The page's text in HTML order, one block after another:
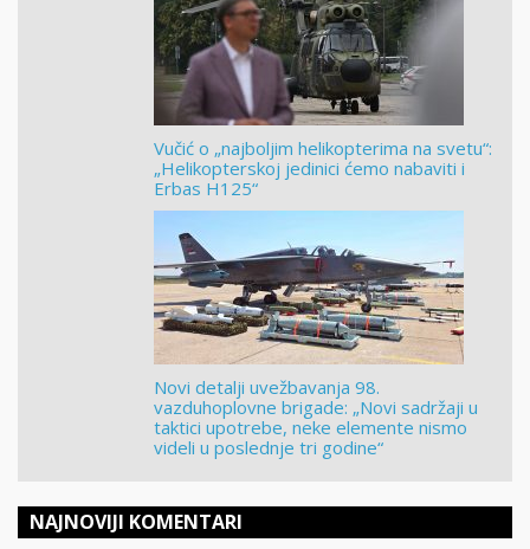
Vučić o „najboljim helikopterima na svetu“:
„Helikopterskoj jedinici ćemo nabaviti i
Erbas H125“
Novi detalji uvežbavanja 98.
vazduhoplovne brigade: „Novi sadržaji u
taktici upotrebe, neke elemente nismo
videli u poslednje tri godine“
NAJNOVIJI KOMENTARI